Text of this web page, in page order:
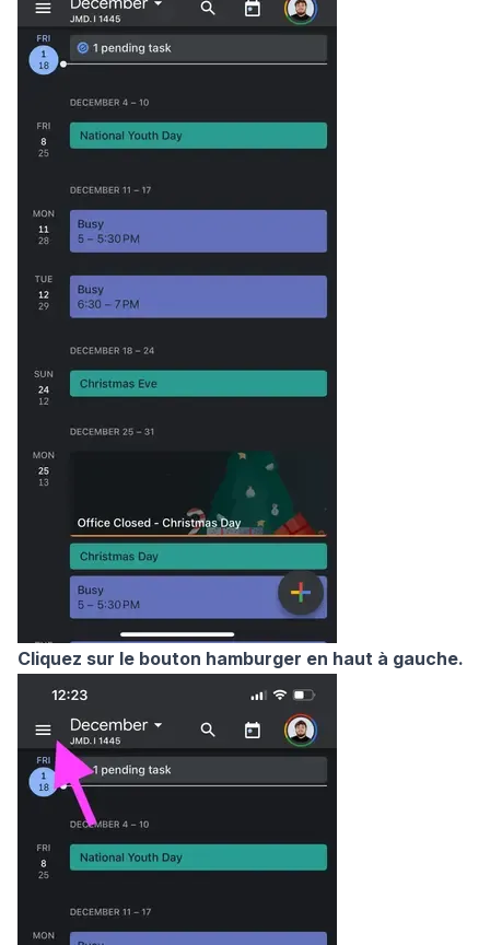
Cliquez sur le bouton hamburger en haut à gauche.